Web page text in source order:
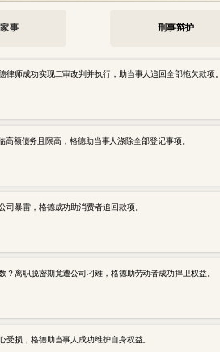
事 刑事辩护
律师成功实现二审改判并执行，助当事人追回全部拖欠款项。
高额债务且限高，格德助当事人涤除全部登记事项。
司暴雷，格德成功助消费者追回款项。
？离职脱密期竟遭公司刁难，格德助劳动者成功捍卫权益。
受损，格德助当事人成功维护自身权益。